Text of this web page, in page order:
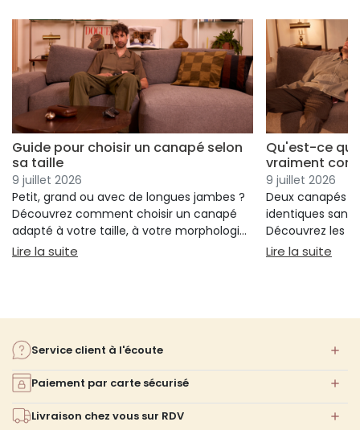
Guide pour choisir un canapé selon
sa taille
9 juillet 2026
Petit, grand ou avec de longues jambes ?
Découvrez comment choisir un canapé
adapté à votre taille, à votre morphologie
et à votre confort.
Lire la suite : Guide pour choisir un canapé selon sa taille
Qu'est-ce qui
vraiment
9 juillet 2026
Deux canapés
identiques
Découvrez les
réellement
Lire la suite
Service client à l'écoute
Paiement par carte sécurisé
Livraison chez vous sur RDV